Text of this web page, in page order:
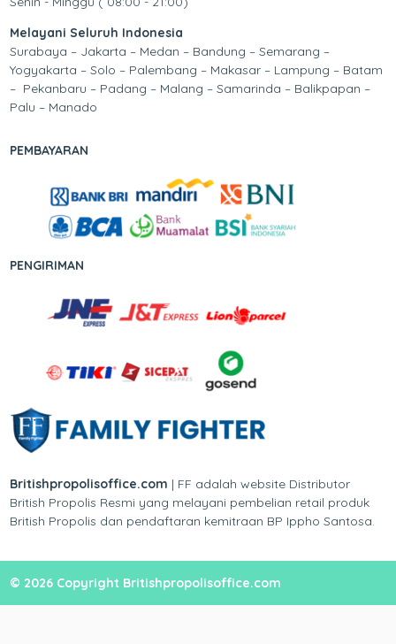
Melayani Seluruh Indonesia
Surabaya – Jakarta – Medan – Bandung – Semarang –
Yogyakarta – Solo – Palembang – Makasar – Lampung – Batam
– Pekanbaru – Padang – Malang – Samarinda – Balikpapan –
Palu – Manado
PEMBAYARAN
PENGIRIMAN
Britishpropolisoffice.com | FF adalah website Distributor
British Propolis Resmi yang melayani pembelian retail produk
British Propolis dan pendaftaran kemitraan BP Ippho Santosa.
© 2026 Copyright Britishpropolisoffice.com